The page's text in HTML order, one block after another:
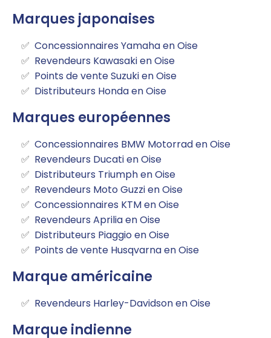
Marques japonaises
Concessionnaires Yamaha en Oise
Revendeurs Kawasaki en Oise
Points de vente Suzuki en Oise
Distributeurs Honda en Oise
Marques européennes
Concessionnaires BMW Motorrad en Oise
Revendeurs Ducati en Oise
Distributeurs Triumph en Oise
Revendeurs Moto Guzzi en Oise
Concessionnaires KTM en Oise
Revendeurs Aprilia en Oise
Distributeurs Piaggio en Oise
Points de vente Husqvarna en Oise
Marque américaine
Revendeurs Harley-Davidson en Oise
Marque indienne